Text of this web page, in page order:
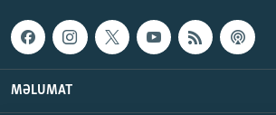
MƏLUMAT